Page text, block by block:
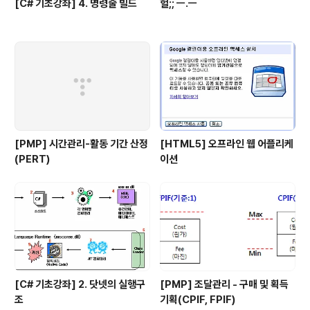
[C# 기초강좌] 4. 명령줄 빌드 헐;; ㅡ.ㅡ
[PMP] 시간관리-활동 기간 산정
(PERT)
[HTML5] 오프라인 웹 어플리케
이션
[C# 기초강좌] 2. 닷넷의 실행구
조
[PMP] 조달관리 - 구매 및 획득
기획(CPIF, FPIF)